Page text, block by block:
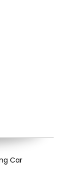
Car